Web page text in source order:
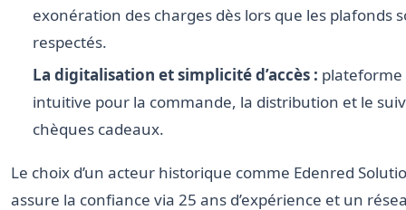
exonération des charges dès lors que les plafonds
respectés.
La digitalisation et simplicité d’accès : plateforme
intuitive pour la commande, la distribution et le
chèques cadeaux.
Le choix d’un acteur historique comme Edenred
assure la confiance via 25 ans d’expérience et un